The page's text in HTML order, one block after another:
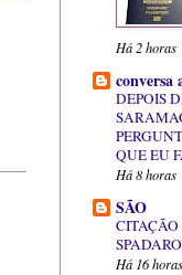
Há 2 horas
conversa
DEPOIS
QUE EU
Há 8 horas
SÃO
SPADARO
Há 16 horas